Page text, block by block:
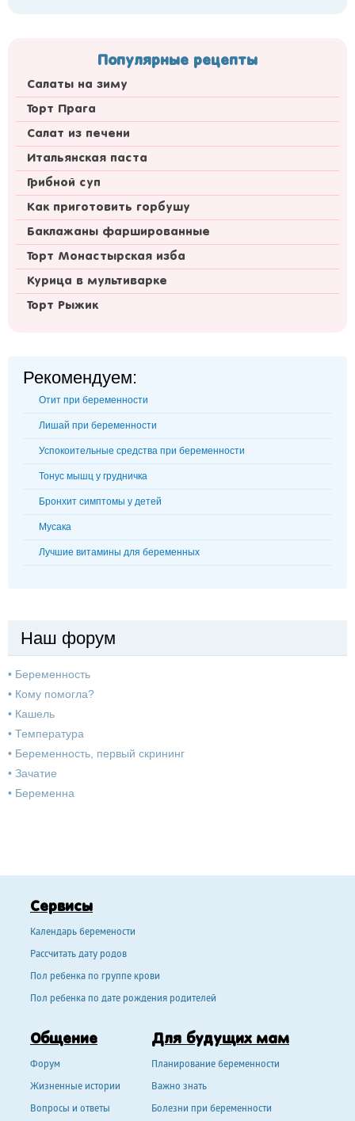
Популярные рецепты
Салаты на зиму
Торт Прага
Салат из печени
Итальянская паста
Грибной суп
Как приготовить горбушу
Баклажаны фаршированные
Торт Монастырская изба
Курица в мультиварке
Торт Рыжик
Рекомендуем:
Отит при беременности
Лишай при беременности
Успокоительные средства при беременности
Тонус мышц у грудничка
Бронхит симптомы у детей
Мусака
Лучшие витамины для беременных
Наш форум
• Беременность
• Кому помогла?
• Кашель
• Температура
• Беременность, первый скрининг
• Зачатие
• Беременна
Сервисы
Календарь беремености
Рассчитать дату родов
Пол ребенка по группе крови
Пол ребенка по дате рождения родителей
Общение
Форум
Жизненные истории
Вопросы и ответы
Для будущих мам
Планирование беременности
Важно знать
Болезни при беременности